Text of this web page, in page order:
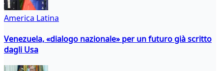
America Latina
Venezuela, «dialogo nazionale» per un futuro già scritto
dagli Usa